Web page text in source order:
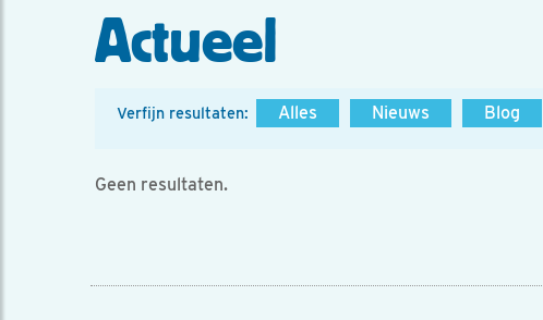
Actueel
Verfijn resultaten: Alles Nieuws Blog
Geen resultaten.